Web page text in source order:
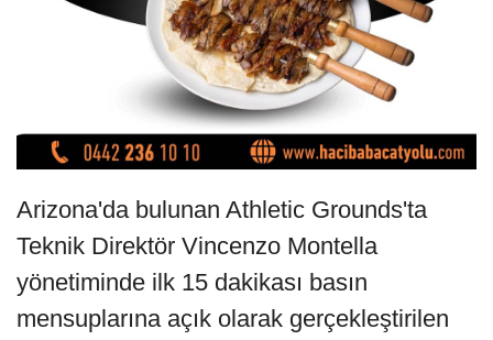
Arizona'da bulunan Athletic Grounds'ta
Teknik Direktör Vincenzo Montella
yönetiminde ilk 15 dakikası basın
mensuplarına açık olarak gerçekleştirilen